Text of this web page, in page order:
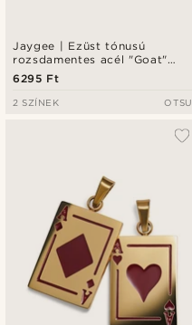
Jaygee | Ezüst tónusú
rozsdamentes acél "Goat"
(minden idők legjobbja)
medál
6295 Ft
2 SZÍNEK OTSU